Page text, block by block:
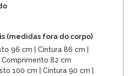
(medidas fora do corpo)
96 cm | Cintura 86 cm |
Comprimento 82 cm
100 cm | Cintura 90 cm |